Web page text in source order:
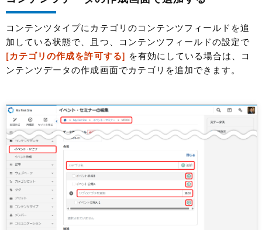
コンテンツタイプにカテゴリのコンテンツフィールドを追
加している状態で、且つ、コンテンツフィールドの設定で
[カテゴリの作成を許可する]
を有効にしている場合は、コ
ンテンツデータの作成画面でカテゴリを追加できます。